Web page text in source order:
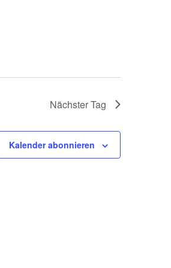
Nächster Tag
Kalender abonnieren